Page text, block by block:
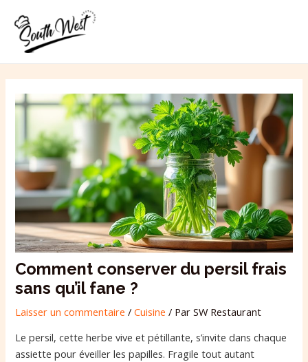
contenu
Comment conserver du persil frais
sans qu’il fane ?
Laisser un commentaire /Cuisine / ParSW Restaurant
Le persil, cette herbe vive et pétillante, s’invite dans chaque
assiette pour éveiller les papilles. Fragile tout autant